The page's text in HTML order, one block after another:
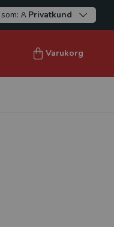
Privatkund
Varukorg